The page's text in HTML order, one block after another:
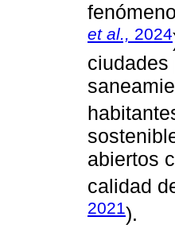
et al., 2024
ciudades
abiertos
calidad
2021).